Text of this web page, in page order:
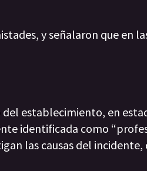
y señalaron que en
establecimiento, en
identificada como
las causas del incidente,